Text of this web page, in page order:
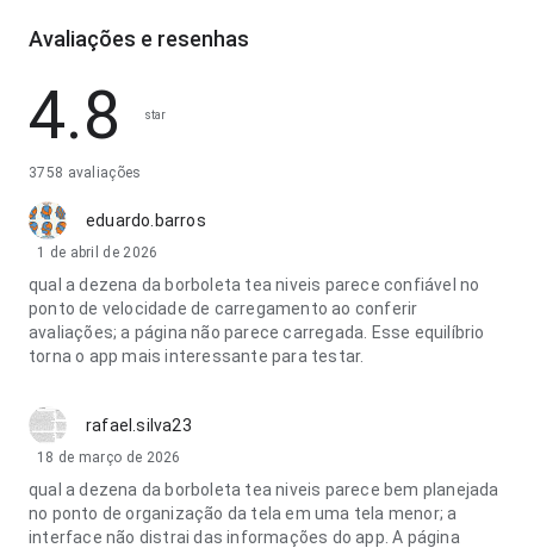
Avaliações e resenhas
4.8 star
3758 avaliações
eduardo.barros
1 de abril de 2026
qual a dezena da borboleta tea niveis parece confiável no
ponto de velocidade de carregamento ao conferir
avaliações; a página não parece carregada. Esse equilíbrio
torna o app mais interessante para testar.
rafael.silva23
18 de março de 2026
qual a dezena da borboleta tea niveis parece bem planejada
no ponto de organização da tela em uma tela menor; a
interface não distrai das informações do app. A página